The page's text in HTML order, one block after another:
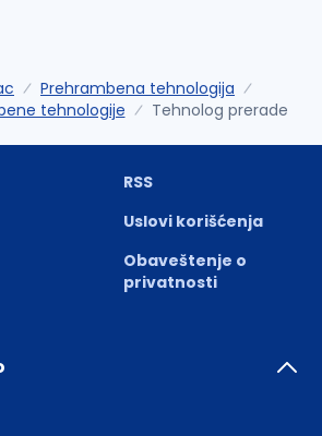
Prehrambena tehnologija
tehnologije
Tehnolog prerade
RSS
Uslovi korišćenja
Obaveštenje o
privatnosti